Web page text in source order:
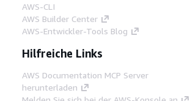
AWS-CLI
AWS Builder Center
AWS-Entwickler-Tools Blog
Hilfreiche Links
AWS Documentation MCP Server
herunterladen